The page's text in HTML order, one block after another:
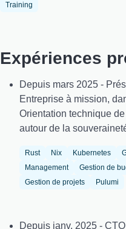
Training
Expériences
Depuis mars 2025 -
Entreprise à mission,
Orientation technique
autour de la
Rust Nix Kubernetes
Management
Gestion de
Gestion de projets
Pulumi
Depuis janv. 2025 -